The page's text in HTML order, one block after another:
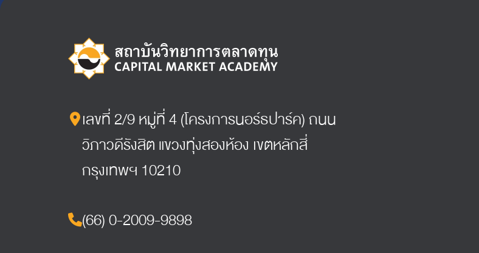
เลขที่ 2/9 หมู่ที่ 4 (โครงการนอร์ธปาร์ค) ถนน
วิภาวดีรังสิต แขวงทุ่งสองห้อง เขตหลักสี่
กรุงเทพฯ 10210
(66) 0-2009-9898